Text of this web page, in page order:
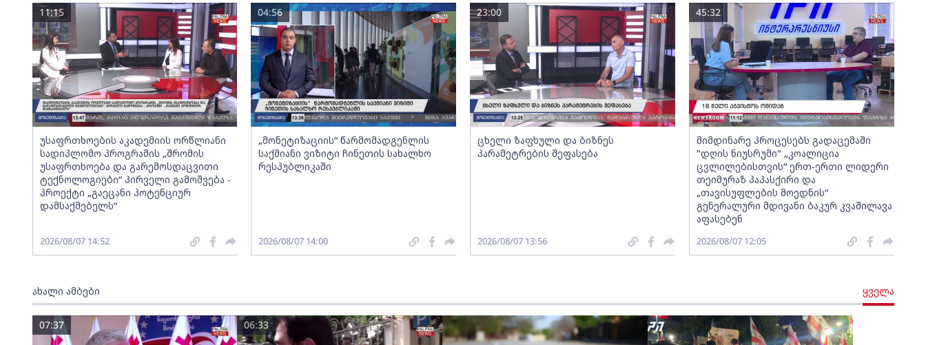
უსაფრთხოების აკადემიის ორწლიანი
სადიპლომო პროგრამის „შრომის
უსაფრთხოება და გარემოსდაცვითი
ტექნოლოგიები“ პირველი გამოშვება -
პროექტი „გაეცანი პოტენციურ
დამსაქმებელს“
11:15
2026/08/07 14:52
„მონეტიზაციის“ წარმომადგენლის
საქმიანი ვიზიტი ჩინეთის სახალხო
რესპუბლიკაში
04:56
2026/08/07 14:00
ცხელი ზაფხული და ბიზნეს
პარამეტრების შეფასება
23:00
2026/08/07 13:56
მიმდინარე პროცესებს გადაცემაში
"დღის ნიუსრუმი" „კოალიცია
ცვლილებისთვის“ ერთ-ერთი ლიდერი
თეიმურაზ პაპასქირი და
„თავისუფლების მოედნის“
გენერალური მდივანი ბაკურ კვაშილავა
აფასებენ
45:32
2026/08/07 12:05
ახალი ამბები ყველა
07:37 06:33